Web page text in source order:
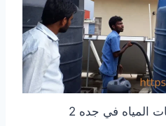
المياه في جده 2